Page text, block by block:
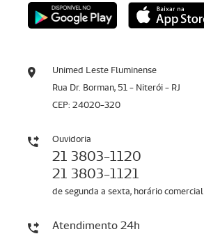
Unimed Leste Fluminense
Rua Dr. Borman, 51 - Niterói - RJ
CEP: 24020-320
Ouvidoria
21 3803-1120
21 3803-1121
de segunda a sexta, horário comercial
Atendimento 24h